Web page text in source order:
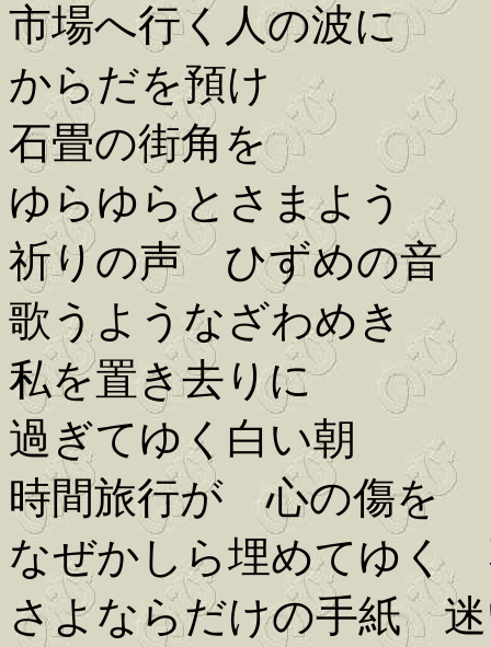
市場へ行く人の波に
からだを預け
石畳の街角を
ゆらゆらとさまよう
祈りの声 ひずめの音
歌うようなざわめき
私を置き去りに
過ぎてゆく白い朝
時間旅行が 心の傷を
なぜかしら埋めてゆく
さよならだけの手紙